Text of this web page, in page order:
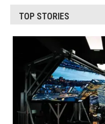
TOP STORIES